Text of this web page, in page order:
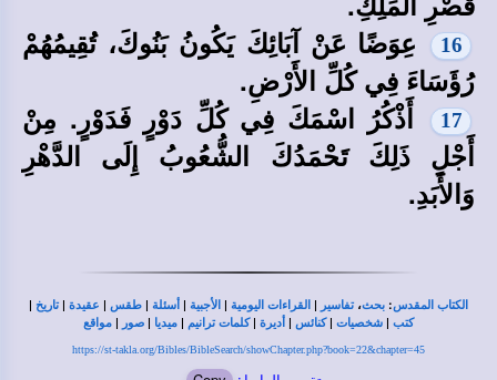
16
عِوَضًا عَنْ آبَائِكَ يَكُونُ بَنُوكَ، تُقِيمُهُمْ
رُؤَسَاءَ فِي كُلِّ الأَرْضِ.
17
أَذْكُرُ اسْمَكَ فِي كُلِّ دَوْرٍ فَدَوْرٍ. مِنْ
أَجْلِ ذَلِكَ تَحْمَدُكَ الشُّعُوبُ إِلَى الدَّهْرِ
وَالأَبَدِ.
الكتاب المقدس: بحث،تفاسير | القراءات اليومية | الأجبية | أسئلة | طقس | عقيدة |تاريخ |
كتب | شخصيات |كنائس | أديرة |كلمات ترانيم | ميديا | صور | مواقع
https://st-takla.org/Bibles/BibleSearch/showChapter.php?book=22&chapter=45